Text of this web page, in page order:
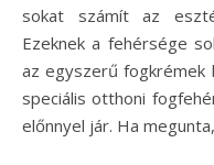
sokat számít az
Ezeknek a fehérsége
az egyszerű fogkrémek
speciális otthoni
előnnyel jár. Ha